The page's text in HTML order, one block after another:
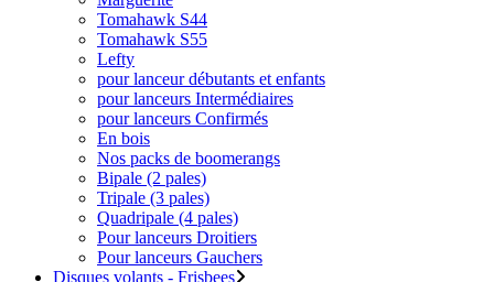
Tomahawk S44
Tomahawk S55
Lefty
pour lanceur débutants et enfants
pour lanceurs Intermédiaires
pour lanceurs Confirmés
En bois
Nos packs de boomerangs
Bipale (2 pales)
Tripale (3 pales)
Quadripale (4 pales)
Pour lanceurs Droitiers
Pour lanceurs Gauchers
Disques volants - Frisbees